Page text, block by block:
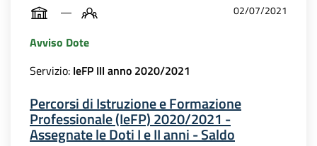
02/07/2021
Avviso Dote
Servizio: IeFP III anno 2020/2021
Percorsi di Istruzione e Formazione
Professionale (IeFP) 2020/2021 -
Assegnate le Doti I e II anni - Saldo